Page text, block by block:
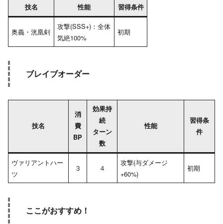
技名 性能 習得条件
奥義・洸凰剣
攻撃(SSS+)：全体
気絶100%
初期
ブレイブオーダー
技名
消
費
BP
効果持
続
ターン
数
性能
習得条
件
ヴァリアントハー
ツ
３ ４
攻撃(与ダメージ
+60%)
初期
ここがおすすめ！